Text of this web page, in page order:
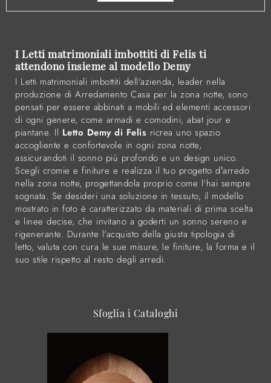
I Letti matrimoniali imbottiti di Felis ti
attendono insieme al modello Demy
I Letti matrimoniali imbottiti dell'azienda, leader nella
produzione di Arredamento Casa per la zona notte, sono
pensati per essere abbinati a mobili ed elementi accessori
di ogni genere, come armadi e comodini, abat jour e
piantane. Il Letto Demy di Felis ricrea uno spazio
accogliente e confortevole in ogni zona notte,
assicurandoti il sonno più profondo e un design unico.
Scegli cromie e finiture e realizza il tuo progetto d’arredo
nella zona notte, progettandola proprio come l'hai sempre
sognata. Se desideri una soluzione in tessuto, il modello
mostrato in foto è caratterizzato da materiali di prima scelta
e linee decise, che invitano a goderti un sonno sereno e
rigenerante. Durante l'acquisto della giusta tipologia di
letto, valuta con cura le sue misure, le finiture, la forma e il
suo stile rispetto al resto degli arredi.
Sfoglia i Cataloghi